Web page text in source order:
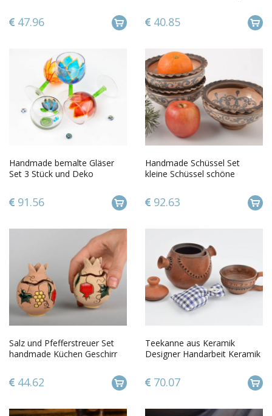
47.96 40.85
Handmade bemalte Gläser
Set 3 Stück und Deko
Deko bunt
91.56
Handmade Schüssel Set
kleine Schüssel schöne
und Deko
92.63
Salz und Pfefferstreuer Set
handmade Küchen Geschirr
44.62
Teekanne aus Keramik
Designer Handarbeit Keramik
70.07